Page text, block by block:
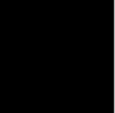
nunca se detenga.
mundo cinematográfico.
se proyecta nuestra